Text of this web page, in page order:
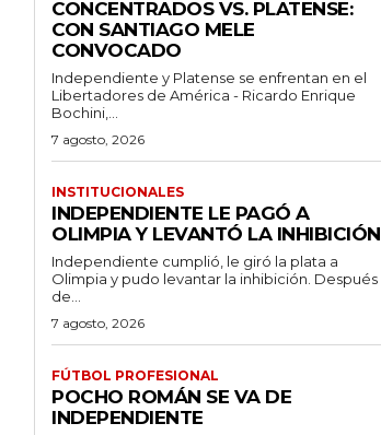
CONCENTRADOS VS. PLATENSE:
CON SANTIAGO MELE
CONVOCADO
Independiente y Platense se enfrentan en el
Libertadores de América - Ricardo Enrique
Bochini,...
7 agosto, 2026
INSTITUCIONALES
INDEPENDIENTE LE PAGÓ A
OLIMPIA Y LEVANTÓ LA INHIBICIÓN
Independiente cumplió, le giró la plata a
Olimpia y pudo levantar la inhibición. Después
de...
7 agosto, 2026
FÚTBOL PROFESIONAL
POCHO ROMÁN SE VA DE
INDEPENDIENTE